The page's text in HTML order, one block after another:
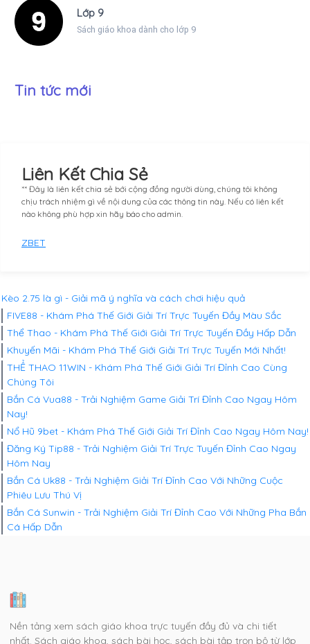
Lớp 9
Sách giáo khoa dành cho lớp 9
Tin tức mới
Liên Kết Chia Sẻ
** Đây là liên kết chia sẻ bới cộng đồng người dùng, chúng tôi không
chịu trách nhiệm gì về nội dung của các thông tin này. Nếu có liên kết
nào không phù hợp xin hãy báo cho admin.
ZBET
Kèo 2.75 là gì - Giải mã ý nghĩa và cách chơi hiệu quả
FIVE88 - Khám Phá Thế Giới Giải Trí Trực Tuyến Đầy Màu Sắc
Thể Thao - Khám Phá Thế Giới Giải Trí Trực Tuyến Đầy Hấp Dẫn
Khuyến Mãi - Khám Phá Thế Giới Giải Trí Trực Tuyến Mới Nhất!
THỂ THAO 11WIN - Khám Phá Thế Giới Giải Trí Đỉnh Cao Cùng
Chúng Tôi
Bắn Cá Vua88 - Trải Nghiệm Game Giải Trí Đỉnh Cao Ngay Hôm
Nay!
Nổ Hũ 9bet - Khám Phá Thế Giới Giải Trí Đỉnh Cao Ngay Hôm Nay!
Đăng Ký Tip88 - Trải Nghiệm Giải Trí Trực Tuyến Đỉnh Cao Ngay
Hôm Nay
Bắn Cá Uk88 - Trải Nghiệm Giải Trí Đỉnh Cao Với Những Cuộc
Phiêu Lưu Thú Vị
Bắn Cá Sunwin - Trải Nghiệm Giải Trí Đỉnh Cao Với Những Pha Bắn
Cá Hấp Dẫn
Nền tảng xem sách giáo khoa trực tuyến đầy đủ và chi tiết
nhất. Sách giáo khoa, sách bài học, sách bài tập trọn bộ từ lớp